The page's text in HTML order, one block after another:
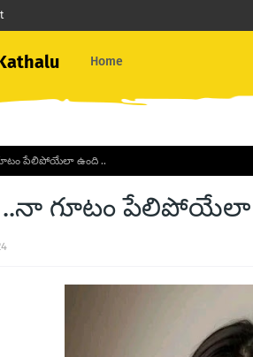
Home
పేలిపోయేలా ఉంది ..
..నా గూటం పేలిపోయేలా